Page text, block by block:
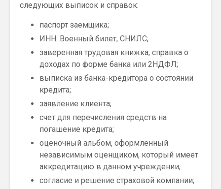
следующих выписок и справок:
паспорт заемщика;
ИНН. Военный билет, СНИЛС;
заверенная трудовая книжка, справка о
доходах по форме банка или 2НДФЛ;
выписка из банка-кредитора о состоянии
кредита;
заявление клиента;
счет для перечисления средств на
погашение кредита;
оценочный альбом, оформленный
независимым оценщиком, который имеет
аккредитацию в данном учреждении;
согласие и решение страховой компании;